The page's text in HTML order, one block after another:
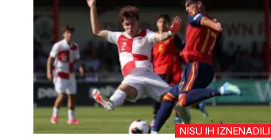
NISU IH IZNENADILI